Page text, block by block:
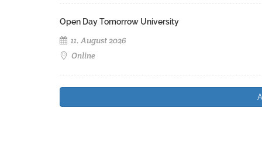
Open Day Tomorrow University
11. August 2026
Online